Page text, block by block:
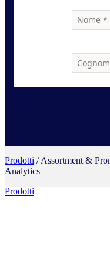
Prodotti / Assortment &
Analytics
Prodotti